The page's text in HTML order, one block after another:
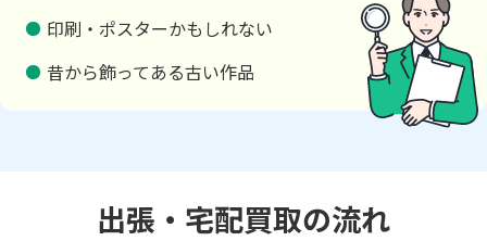
印刷・ポスターかもしれない
昔から飾ってある古い作品
出張・宅配買取の流れ